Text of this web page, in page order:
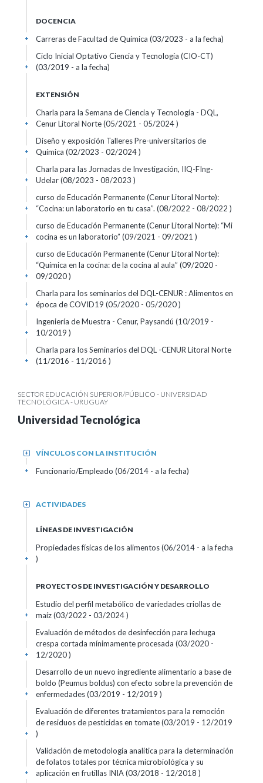
DOCENCIA
Carreras de Facultad de Química (03/2023 - a la fecha)
+
Ciclo Inicial Optativo Ciencia y Tecnología (CIO-CT)
(03/2019 - a la fecha)
+
EXTENSIÓN
Charla para la Semana de Ciencia y Tecnología - DQL,
Cenur Litoral Norte (05/2021 - 05/2024 )
+
Diseño y exposición Talleres Pre-universitarios de
Química (02/2023 - 02/2024 )
+
Charla para las Jornadas de Investigación, IIQ-FIng-
Udelar (08/2023 - 08/2023 )
+
curso de Educación Permanente (Cenur Litoral Norte):
“Cocina: un laboratorio en tu casa”. (08/2022 - 08/2022 )
+
curso de Educación Permanente (Cenur Litoral Norte): “Mi
cocina es un laboratorio” (09/2021 - 09/2021 )
+
curso de Educación Permanente (Cenur Litoral Norte):
“Química en la cocina: de la cocina al aula” (09/2020 -
09/2020 )
+
Charla para los seminarios del DQL-CENUR : Alimentos en
época de COVID19 (05/2020 - 05/2020 )
+
Ingeniería de Muestra - Cenur, Paysandú (10/2019 -
10/2019 )
+
Charla para los Seminarios del DQL -CENUR Litoral Norte
(11/2016 - 11/2016 )
+
SECTOR EDUCACIÓN SUPERIOR/PÚBLICO - UNIVERSIDAD
TECNOLÓGICA - URUGUAY
Universidad Tecnológica
VÍNCULOS CON LA INSTITUCIÓN
+
Funcionario/Empleado (06/2014 - a la fecha)
+
ACTIVIDADES
+
LÍNEAS DE INVESTIGACIÓN
Propiedades físicas de los alimentos (06/2014 - a la fecha
)
+
PROYECTOS DE INVESTIGACIÓN Y DESARROLLO
Estudio del perfil metabólico de variedades criollas de
maíz (03/2022 - 03/2024 )
+
Evaluación de métodos de desinfección para lechuga
crespa cortada mínimamente procesada (03/2020 -
12/2020 )
+
Desarrollo de un nuevo ingrediente alimentario a base de
boldo (Peumus boldus) con efecto sobre la prevención de
enfermedades (03/2019 - 12/2019 )
+
Evaluación de diferentes tratamientos para la remoción
de residuos de pesticidas en tomate (03/2019 - 12/2019
)
+
Validación de metodología analítica para la determinación
de folatos totales por técnica microbiológica y su
aplicación en frutillas INIA (03/2018 - 12/2018 )
+